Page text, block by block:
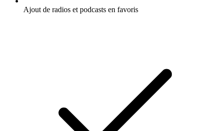
Ajout de radios et podcasts en favoris